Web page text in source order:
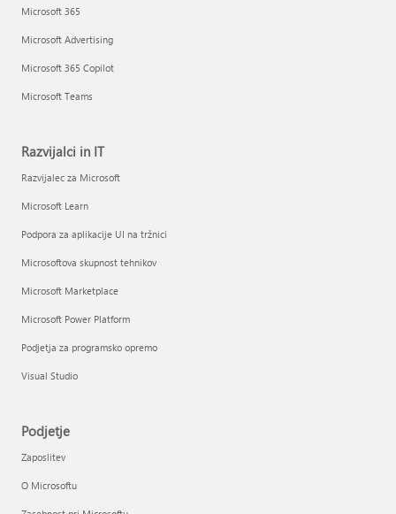
Microsoft 365
Microsoft Advertising
Microsoft 365 Copilot
Microsoft Teams
Razvijalci in IT
Razvijalec za Microsoft
Microsoft Learn
Podpora za aplikacije UI na tržnici
Microsoftova skupnost tehnikov
Microsoft Marketplace
Microsoft Power Platform
Podjetja za programsko opremo
Visual Studio
Podjetje
Zaposlitev
O Microsoftu